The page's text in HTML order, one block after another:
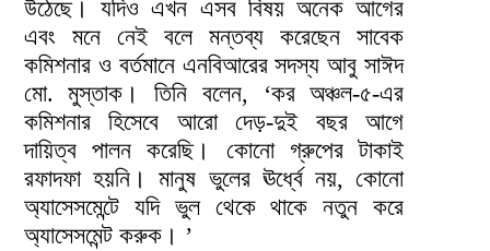
উঠেছে। যদিও এখন এসব বিষয় অনেক আগের
এবং মনে নেই বলে মন্তব্য করেছেন সাবেক
কমিশনার ও বর্তমানে এনবিআরের সদস্য আবু সাঈদ
মো. মুস্তাক। তিনি বলেন, ‘কর অঞ্চল-৫-এর
কমিশনার হিসেবে আরো দেড়-দুই বছর আগে
দায়িত্ব পালন করেছি। কোনো গ্রুপের টাকাই
রফাদফা হয়নি। মানুষ ভুলের ঊর্ধ্বে নয়, কোনো
অ্যাসেসমেন্টে যদি ভুল থেকে থাকে নতুন করে
অ্যাসেসমেন্ট করুক। ’